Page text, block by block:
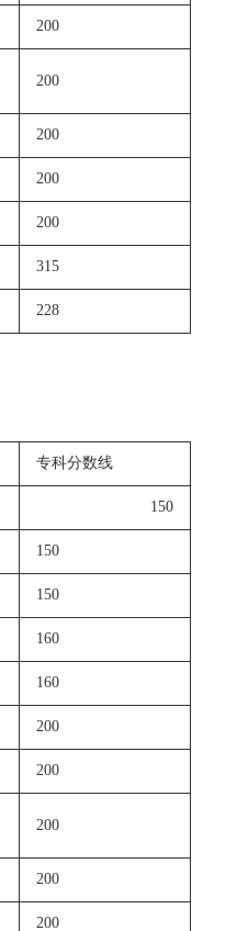
200
200
200
200
200
315
228
专科分数线
150
150
150
160
160
200
200
200
200
200